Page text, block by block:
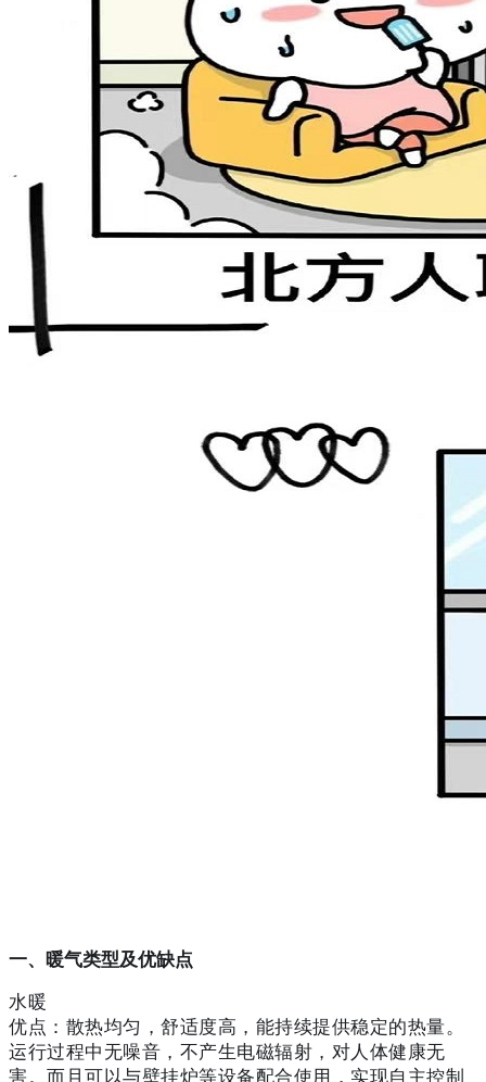
一、暖气类型及优缺点
水暖
优点：散热均匀，舒适度高，能持续提供稳定的热量。
运行过程中无噪音，不产生电磁辐射，对人体健康无
害。而且可以与壁挂炉等设备配合使用，实现自主控制